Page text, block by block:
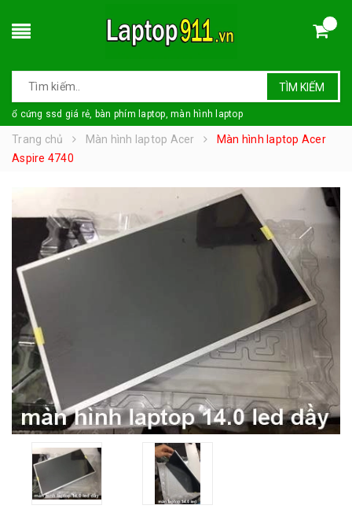
TÌM KIẾM
ổ cứng ssd giá rẻ, bàn phím laptop, màn hình laptop
Trang chủ Màn hình laptop Acer
Màn hình laptop Acer
Aspire 4740